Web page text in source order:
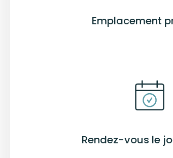
Emplacement
Rendez-vous le